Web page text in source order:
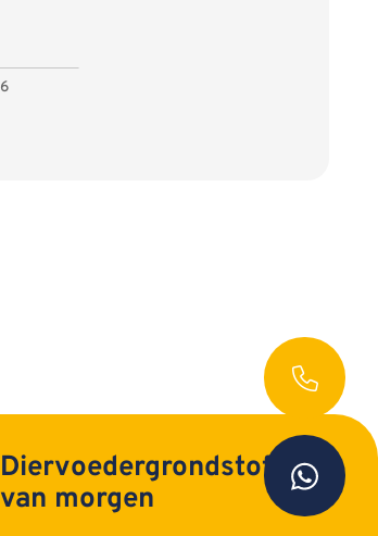
Diervoedergrondstoffen
van morgen